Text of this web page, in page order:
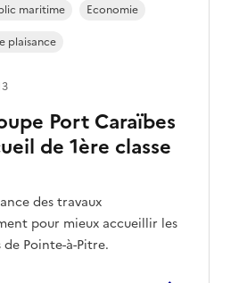
Port Caraïbes
de 1ère classe
des travaux
pour mieux accueillir les
Pointe-à-Pitre.
maritime
Economie
plaisance